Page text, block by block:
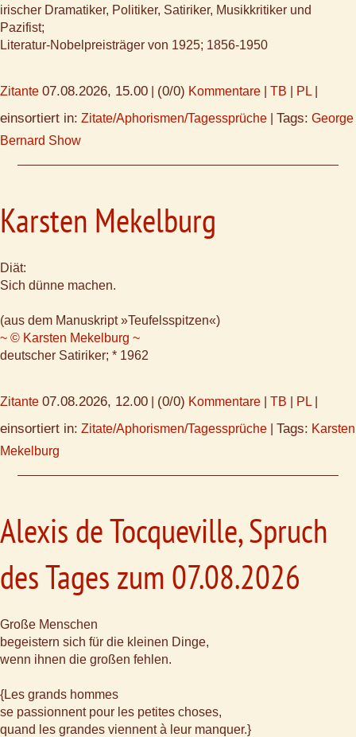
irischer Dramatiker, Politiker, Satiriker, Musikkritiker und
Pazifist;
Literatur-Nobelpreisträger von 1925; 1856-1950
Zitante 07.08.2026, 15.00 (0/0) Kommentare TB PL
einsortiert in: Zitate/Aphorismen/Tagessprüche Tags: George
Bernard Show
Karsten Mekelburg
Diät:
Sich dünne machen.
(aus dem Manuskript »Teufelsspitzen«)
~ © Karsten Mekelburg ~
deutscher Satiriker; * 1962
Zitante 07.08.2026, 12.00 (0/0) Kommentare TB PL
einsortiert in: Zitate/Aphorismen/Tagessprüche Tags: Karsten
Mekelburg
Alexis de Tocqueville, Spruch
des Tages zum 07.08.2026
Große Menschen
begeistern sich für die kleinen Dinge,
wenn ihnen die großen fehlen.
{Les grands hommes
se passionnent pour les petites choses,
quand les grandes viennent à leur manquer.}